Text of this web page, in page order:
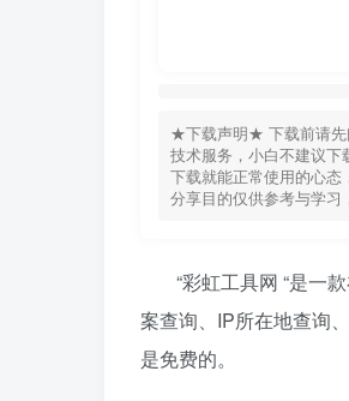
★下载声明★ 下载前请先
技术服务，小白不建议
下载就能正常使用的心
分享目的仅供参考与学
“彩虹工具网 “是一
案查询、IP所在地查询
是免费的。